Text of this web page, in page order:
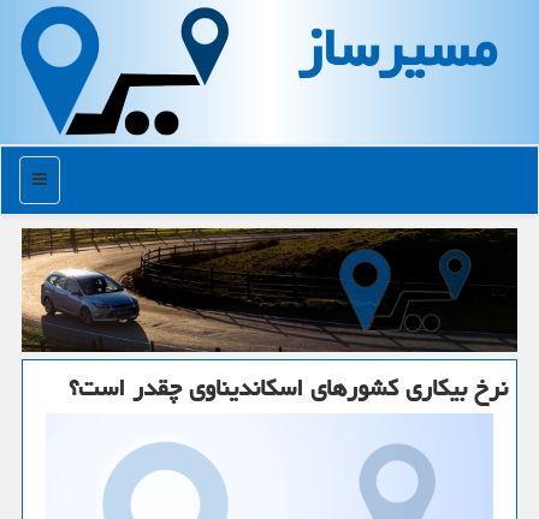
مسیرساز
منو
نرخ بیكاری كشورهای اسكاندیناوی چقدر است؟